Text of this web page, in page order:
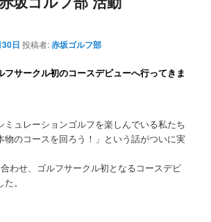
日 投稿者:赤坂ゴルフ部
フサークル初のコースデビューへ行ってきま
ミュレーションゴルフを楽しんでいる私たち
物のコースを回ろう！」という話がついに実
わせ、ゴルフサークル初となるコースデビ
。